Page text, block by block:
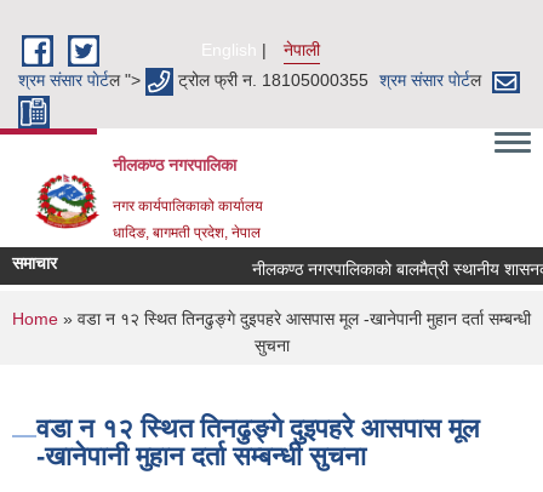
English
नेपाली
श्रम संसार पाेर्टल "> ट्रोल फ्री न. 18105000355 श्रम संसार पाेर्टल
नीलकण्ठ नगरपालिका
नगर कार्यपालिकाको कार्यालय
धादिङ, बागमती प्रदेश, नेपाल
समाचार नीलकण्ठ नगरपालिकाको बालमैत्री स्थानीय
You are here
Home » वडा न १२ स्थित तिनढुङ्गे दुइपहरे आसपास मूल -खानेपानी मुहान दर्ता सम्बन्धी
सुचना
वडा न १२ स्थित तिनढुङ्गे दुइपहरे आसपास मूल
-खानेपानी मुहान दर्ता सम्बन्धी सुचना